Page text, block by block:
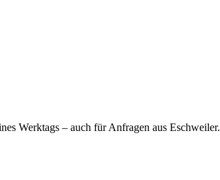
Werktags – auch für Anfragen aus Eschweiler.